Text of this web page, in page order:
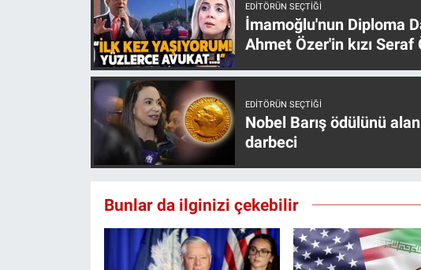
EDITÖRÜN SEÇTIĞI
İmamoğlu'nun Diploma
Ahmet Özer'in kızı Seraf
EDITÖRÜN SEÇTIĞI
Nobel Barış ödülünü
darbeci
Bunlar da ilginizi çekebilir